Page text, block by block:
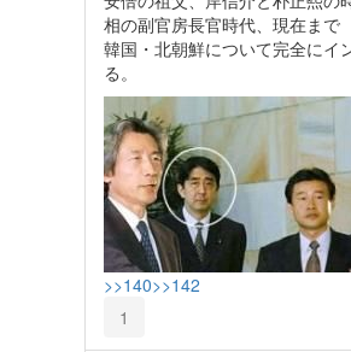
相の副官房長官時代、現在まで
韓国・北朝鮮について完全にイ
る。
>>140>>142
1